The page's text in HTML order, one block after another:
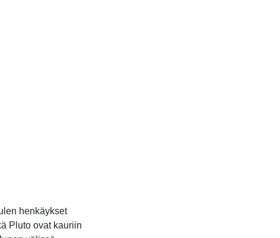
henkäykset
Pluto ovat kauriin